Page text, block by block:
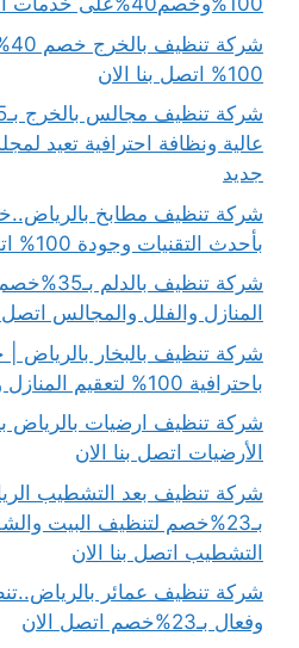
100% اتصل بنا الان
عالية ونظافة احترافية تعيد
جديد
بأحدث التقنيات وجودة 100% اتصل الان
شركة
المنازل والفلل والمجالس اتصل
شركة تنظيف بالبخار بالرياض |
باحترافية 100% لتعقيم المنازل والأثاث
الأرضيات اتصل بنا الان
شركة تنظيف بعد التشطيب
بـ23%خصم لتنظيف البيت
التشطيب اتصل بنا الان
وفعال بـ23%خصم اتصل الان